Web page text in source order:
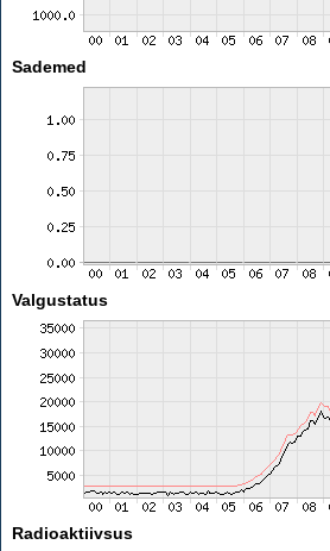
Sademed
Valgustatus
Radioaktiivsus